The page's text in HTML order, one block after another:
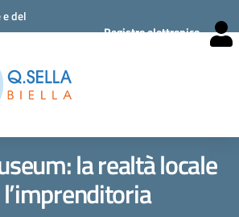
del
Registro elettronico
la realtà locale